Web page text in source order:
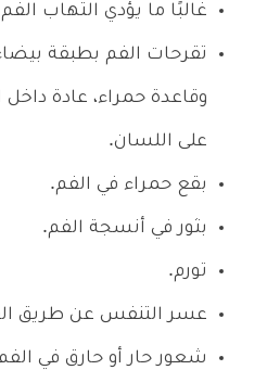
غالبًا ما يؤدي التهاب
تقرحات الفم بطبقة
وقاعدة حمراء، عادة داخل
على اللسان.
بقع حمراء في الفم.
بثور في أنسجة الفم.
تورم.
عسر التنفس عن طريق
شعور حار أو حارق في